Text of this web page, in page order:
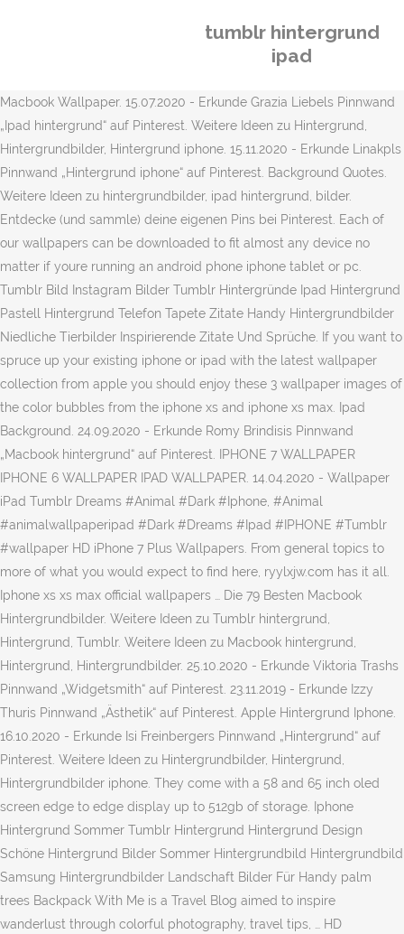
tumblr hintergrund
ipad
Macbook Wallpaper. 15.07.2020 - Erkunde Grazia Liebels Pinnwand
„Ipad hintergrund“ auf Pinterest. Weitere Ideen zu Hintergrund,
Hintergrundbilder, Hintergrund iphone. 15.11.2020 - Erkunde Linakpls
Pinnwand „Hintergrund iphone“ auf Pinterest. Background Quotes.
Weitere Ideen zu hintergrundbilder, ipad hintergrund, bilder.
Entdecke (und sammle) deine eigenen Pins bei Pinterest. Each of
our wallpapers can be downloaded to fit almost any device no
matter if youre running an android phone iphone tablet or pc.
Tumblr Bild Instagram Bilder Tumblr Hintergründe Ipad Hintergrund
Pastell Hintergrund Telefon Tapete Zitate Handy Hintergrundbilder
Niedliche Tierbilder Inspirierende Zitate Und Sprüche. If you want to
spruce up your existing iphone or ipad with the latest wallpaper
collection from apple you should enjoy these 3 wallpaper images of
the color bubbles from the iphone xs and iphone xs max. Ipad
Background. 24.09.2020 - Erkunde Romy Brindisis Pinnwand
„Macbook hintergrund“ auf Pinterest. IPHONE 7 WALLPAPER
IPHONE 6 WALLPAPER IPAD WALLPAPER. 14.04.2020 - Wallpaper
iPad Tumblr Dreams #Animal #Dark #Iphone, #Animal
#animalwallpaperipad #Dark #Dreams #Ipad #IPHONE #Tumblr
#wallpaper HD iPhone 7 Plus Wallpapers. From general topics to
more of what you would expect to find here, ryylxjw.com has it all.
Iphone xs xs max official wallpapers … Die 79 Besten Macbook
Hintergrundbilder. Weitere Ideen zu Tumblr hintergrund,
Hintergrund, Tumblr. Weitere Ideen zu Macbook hintergrund,
Hintergrund, Hintergrundbilder. 25.10.2020 - Erkunde Viktoria Trashs
Pinnwand „Widgetsmith“ auf Pinterest. 23.11.2019 - Erkunde Izzy
Thuris Pinnwand „Ästhetik“ auf Pinterest. Apple Hintergrund Iphone.
16.10.2020 - Erkunde Isi Freinbergers Pinnwand „Hintergrund“ auf
Pinterest. Weitere Ideen zu Hintergrundbilder, Hintergrund,
Hintergrundbilder iphone. They come with a 58 and 65 inch oled
screen edge to edge display up to 512gb of storage. Iphone
Hintergrund Sommer Tumblr Hintergrund Hintergrund Design
Schöne Hintergrund Bilder Sommer Hintergrundbild Hintergrundbild
Samsung Hintergrundbilder Landschaft Bilder Für Handy palm
trees Backpack With Me is a Travel Blog aimed to inspire
wanderlust through colorful photography, travel tips, … HD